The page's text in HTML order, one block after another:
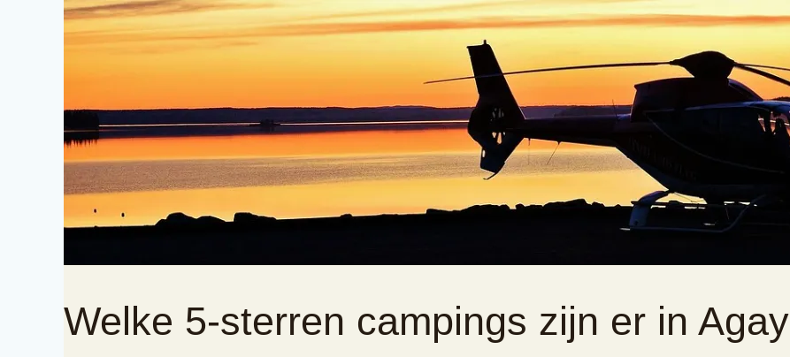
Welke 5-sterren campings zijn er in Agay